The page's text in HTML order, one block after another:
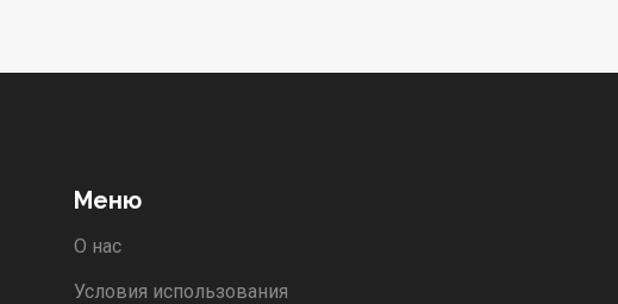
Меню
О нас
Условия использования